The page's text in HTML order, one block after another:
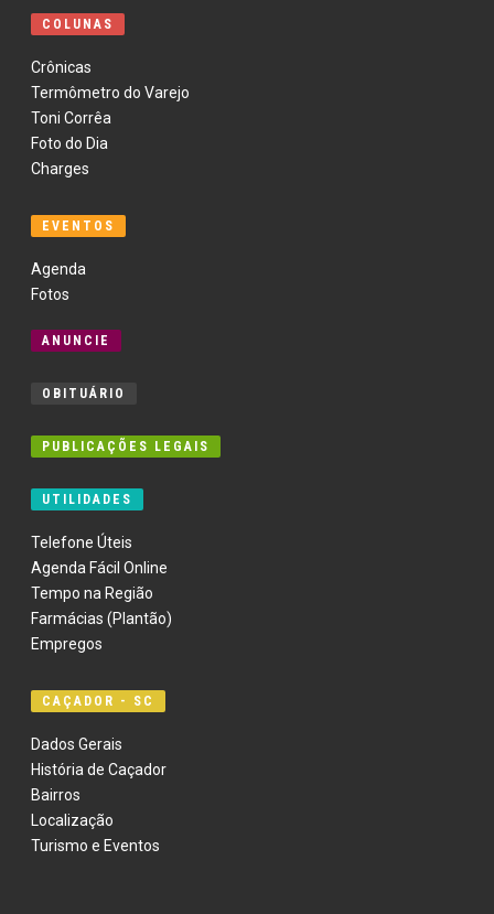
COLUNAS
Crônicas
Termômetro do Varejo
Toni Corrêa
Foto do Dia
Charges
EVENTOS
Agenda
Fotos
ANUNCIE
OBITUÁRIO
PUBLICAÇÕES LEGAIS
UTILIDADES
Telefone Úteis
Agenda Fácil Online
Tempo na Região
Farmácias (Plantão)
Empregos
CAÇADOR - SC
Dados Gerais
História de Caçador
Bairros
Localização
Turismo e Eventos